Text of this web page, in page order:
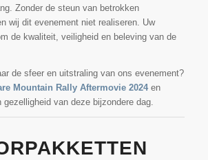
Zonder de steun van betrokken
wij dit evenement niet realiseren. Uw
de kwaliteit, veiligheid en beleving van de
de sfeer en uitstraling van ons evenement?
Mountain Rally Aftermovie 2024en
gezelligheid van deze bijzondere dag.